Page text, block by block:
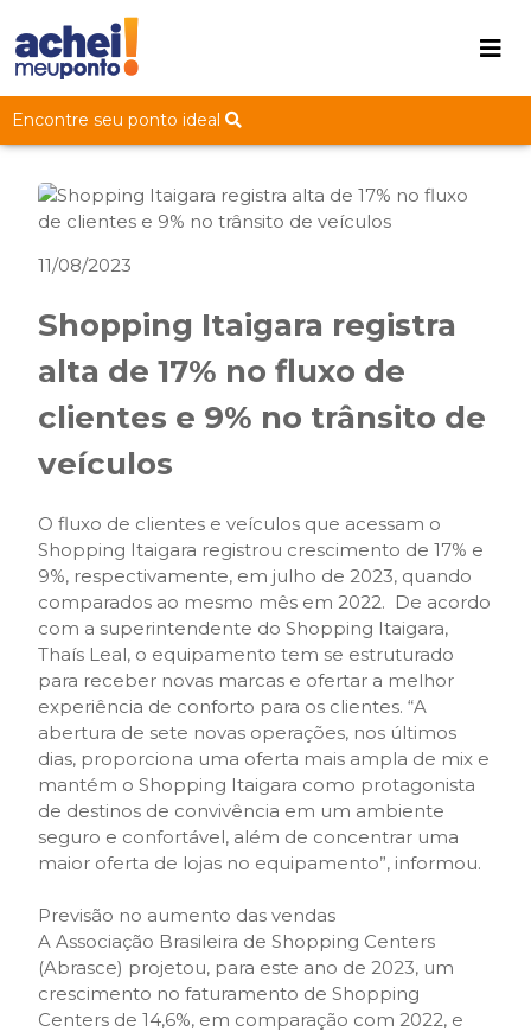
Encontre seu ponto ideal
11/08/2023
Shopping Itaigara registra
alta de 17% no fluxo de
clientes e 9% no trânsito de
veículos
O fluxo de clientes e veículos que acessam o
Shopping Itaigara registrou crescimento de 17% e
9%, respectivamente, em julho de 2023, quando
comparados ao mesmo mês em 2022. De acordo
com a superintendente do Shopping Itaigara,
Thaís Leal, o equipamento tem se estruturado
para receber novas marcas e ofertar a melhor
experiência de conforto para os clientes. “A
abertura de sete novas operações, nos últimos
dias, proporciona uma oferta mais ampla de mix e
mantém o Shopping Itaigara como protagonista
de destinos de convivência em um ambiente
seguro e confortável, além de concentrar uma
maior oferta de lojas no equipamento”, informou.
Previsão no aumento das vendas
A Associação Brasileira de Shopping Centers
(Abrasce) projetou, para este ano de 2023, um
crescimento no faturamento de Shopping
Centers de 14,6%, em comparação com 2022, e